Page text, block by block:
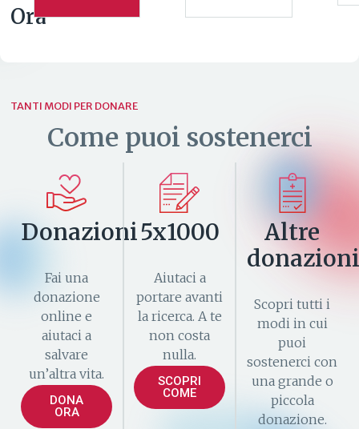
Ora
TANTI MODI PER DONARE
Come puoi sostenerci
Donazioni
Fai una
donazione
online e
aiutaci a
salvare
un’altra vita.
DONA
ORA
5x1000
Aiutaci a
portare avanti
la ricerca. A te
non costa
nulla.
SCOPRI
COME
Altre
Scopri tutti i
modi in cui
puoi
sostenerci con
una grande o
piccola
donazione.